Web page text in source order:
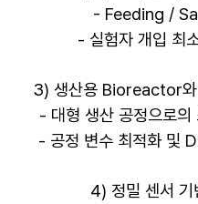
- Feeding /
- 실험자 개입 최
3) 생산용 Bioreactor
- 대형 생산 공정으로의
- 공정 변수 최적화 및
4) 정밀 센서 기